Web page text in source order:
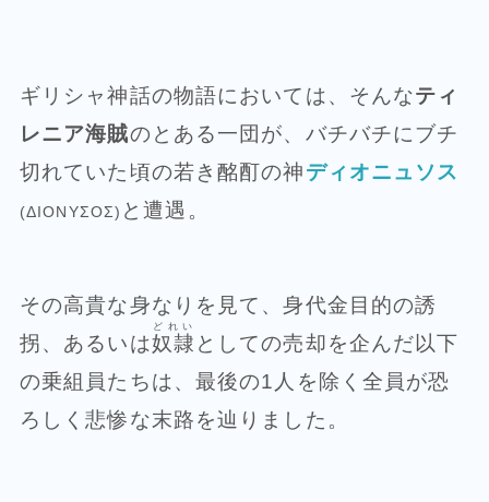
ギリシャ神話の物語においては、そんなティ
レニア海賊のとある一団が、バチバチにブチ
切れていた頃の若き酩酊の神ディオニュソス
(ΔΙΟΝΥΣΟΣ) と遭遇。
その高貴な身なりを見て、身代金目的の誘
拐、あるいは奴隷
どれい
としての売却を企んだ以下
の乗組員たちは、最後の1人を除く全員が恐
ろしく悲惨な末路を辿りました。